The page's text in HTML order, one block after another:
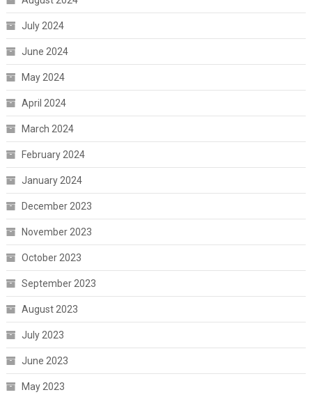
July 2024
June 2024
May 2024
April 2024
March 2024
February 2024
January 2024
December 2023
November 2023
October 2023
September 2023
August 2023
July 2023
June 2023
May 2023